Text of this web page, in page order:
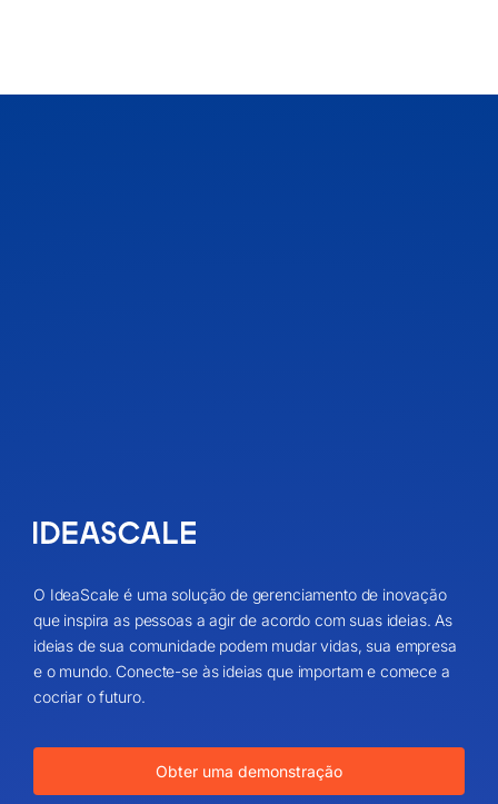
O IdeaScale é uma solução de gerenciamento de inovação
que inspira as pessoas a agir de acordo com suas ideias. As
ideias de sua comunidade podem mudar vidas, sua empresa
e o mundo. Conecte-se às ideias que importam e comece a
cocriar o futuro.
Obter uma demonstração